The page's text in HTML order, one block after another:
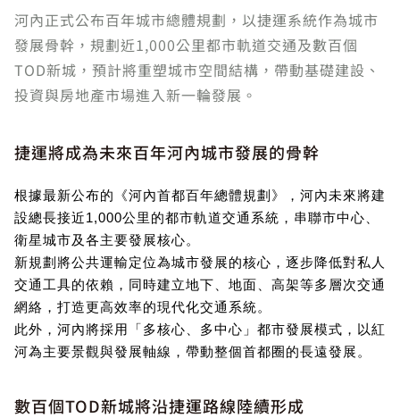
河內正式公布百年城市總體規劃，以捷運系統作為城市
發展骨幹，規劃近1,000公里都市軌道交通及數百個
TOD新城，預計將重塑城市空間結構，帶動基礎建設、
投資與房地產市場進入新一輪發展。
捷運將成為未來百年河內城市發展的骨幹
根據最新公布的《河內首都百年總體規劃》，河內未來將建
設總長接近1,000公里的都市軌道交通系統，串聯市中心、
衛星城市及各主要發展核心。
新規劃將公共運輸定位為城市發展的核心，逐步降低對私人
交通工具的依賴，同時建立地下、地面、高架等多層次交通
網絡，打造更高效率的現代化交通系統。
此外，河內將採用「多核心、多中心」都市發展模式，以紅
河為主要景觀與發展軸線，帶動整個首都圈的長遠發展。
數百個TOD新城將沿捷運路線陸續形成